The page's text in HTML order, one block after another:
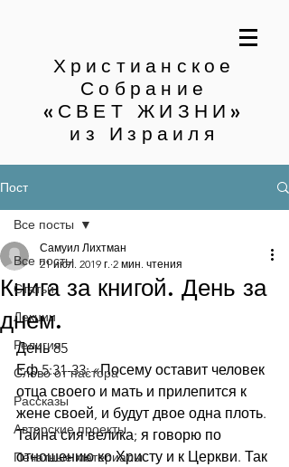
Христианское
Собрание
«СВЕТ ЖИЗНИ»
из Израиля
Пост
Все посты
Статьи
Лекции
Религия
Слово от пастора
Рассказы
Авторские проекты
Печатные материалы
Все посты
Книга за книгой. День за
днем.
Самуил Лихтман
21 июл. 2019 г. 2 мин. чтения
День 85
Еф.5:31-33: «Посему оставит человек
отца своего и мать и прилепится к
жене своей, и будут двое одна плоть.
Тайна сия велика; я говорю по
отношению ко Христу и к Церкви. Так